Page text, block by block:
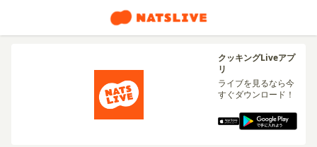
クッキングLiveアプ
リ
ライブを見るなら今
すぐダウンロード！